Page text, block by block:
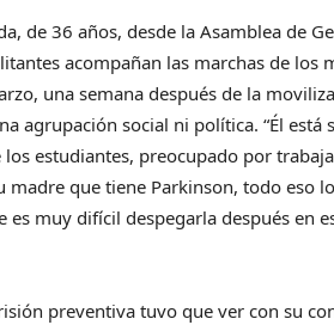
de 36 años, desde la Asamblea de
acompañan las marchas de los
una semana después de la
agrupación social ni política. “Él está
estudiantes, preocupado por
madre que tiene Parkinson, todo eso
muy difícil despegarla después en
preventiva tuvo que ver con su